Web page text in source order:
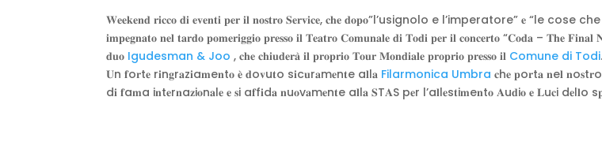
𝐖𝐞𝐞𝐤𝐞𝐧𝐝 𝐫𝐢𝐜𝐜𝐨 𝐝𝐢 𝐞𝐯𝐞𝐧𝐭𝐢 𝐩𝐞𝐫 𝐢𝐥 𝐧𝐨𝐬𝐭𝐫𝐨 𝐒𝐞𝐫𝐯𝐢𝐜𝐞, 𝐜𝐡𝐞 𝐝𝐨𝐩𝐨”l’usignolo e l’imperatore” 𝐞 “le cose
𝐢𝐦𝐩𝐞𝐠𝐧𝐚𝐭𝐨 𝐧𝐞𝐥 𝐭𝐚𝐫𝐝𝐨 𝐩𝐨𝐦𝐞𝐫𝐢𝐠𝐠𝐢𝐨 𝐩𝐫𝐞𝐬𝐬𝐨 𝐢𝐥 𝐓𝐞𝐚𝐭𝐫𝐨 𝐂𝐨𝐦𝐮𝐧𝐚𝐥𝐞 𝐝𝐢 𝐓𝐨𝐝𝐢 𝐩𝐞𝐫 𝐢𝐥 𝐜𝐨𝐧𝐜𝐞𝐫𝐭𝐨 “𝐂𝐨𝐝𝐚 – 𝐓𝐡𝐞 𝐅𝐢𝐧𝐚𝐥
𝐝𝐮𝐨 Igudesman & Joo , 𝐜𝐡𝐞 𝐜𝐡𝐢𝐮𝐝𝐞𝐫𝐚̀ 𝐢𝐥 𝐩𝐫𝐨𝐩𝐫𝐢𝐨 𝐓𝐨𝐮𝐫 𝐌𝐨𝐧𝐝𝐢𝐚𝐥𝐞 𝐩𝐫𝐨𝐩𝐫𝐢𝐨 𝐩𝐫𝐞𝐬𝐬𝐨 𝐢𝐥 Comune di Todi
𝐔n 𝐟o𝐫t𝐞 r𝐢n𝐠r𝐚z𝐢a𝐦e𝐧t𝐨 𝐞̀ 𝐝o𝐯u𝐭o s𝐢c𝐮r𝐚m𝐞n𝐭e a𝐥l𝐚 Filarmonica Umbra 𝐜h𝐞 𝐩o𝐫t𝐚 𝐧e𝐥
d𝐢 𝐟a𝐦a i𝐧t𝐞r𝐧a𝐳i𝐨n𝐚l𝐞 𝐞 𝐬i a𝐟f𝐢d𝐚 𝐧u𝐨v𝐚m𝐞n𝐭e a𝐥l𝐚 𝐒T𝐀S p𝐞r l’a𝐥l𝐞s𝐭i𝐦e𝐧t𝐨 𝐀u𝐝i𝐨 𝐞 𝐋u𝐜i d𝐞l𝐥o